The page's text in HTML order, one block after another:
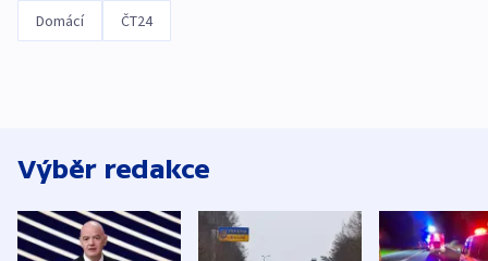
Domácí ČT24
Výběr redakce